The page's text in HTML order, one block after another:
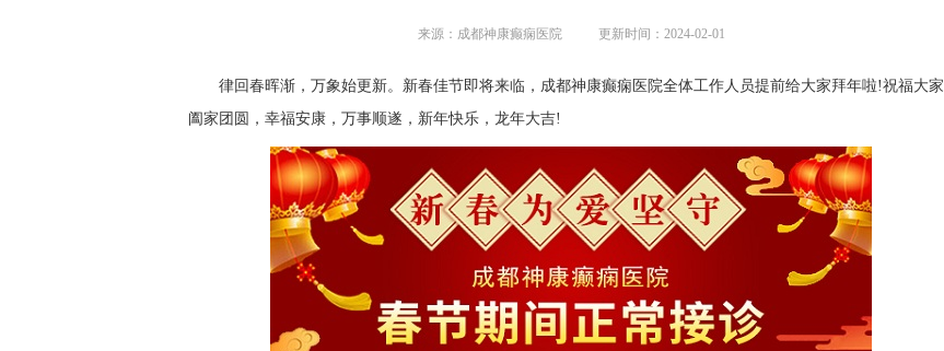
来源：成都神康癫痫医院 更新时间：2024-02-01
律回春晖渐，万象始更新。新春佳节即将来临，成都神康癫痫医院全体工作人员提前给大家拜年啦!祝福大家
阖家团圆，幸福安康，万事顺遂，新年快乐，龙年大吉!